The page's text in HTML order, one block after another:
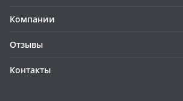
Компании
Отзывы
Контакты